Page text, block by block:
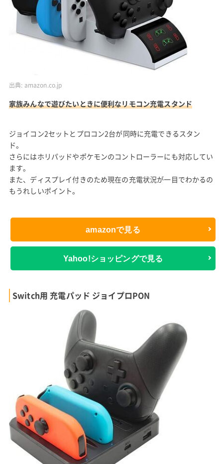
出典: amazon.co.jp
家族みんなで遊びたいときに便利なリモコン充電スタンド
ジョイコン2セットとプロコン2台が同時に充電できるスタン
ド。
さらにはホリパッドやポケモンのコントローラーにも対応してい
ます。
また、ディスプレイ付きのため現在の充電状況が一目でわかるの
もうれしいポイント。
amazonで見る
Yahoo!ショッピングで見る
Switch用 充電パッド ジョイプロPON